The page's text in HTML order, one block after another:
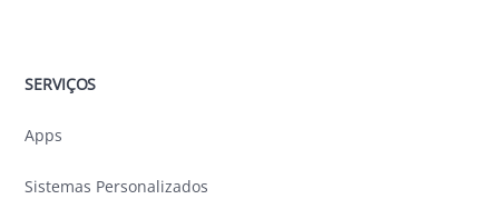
SERVIÇOS
Apps
Sistemas Personalizados